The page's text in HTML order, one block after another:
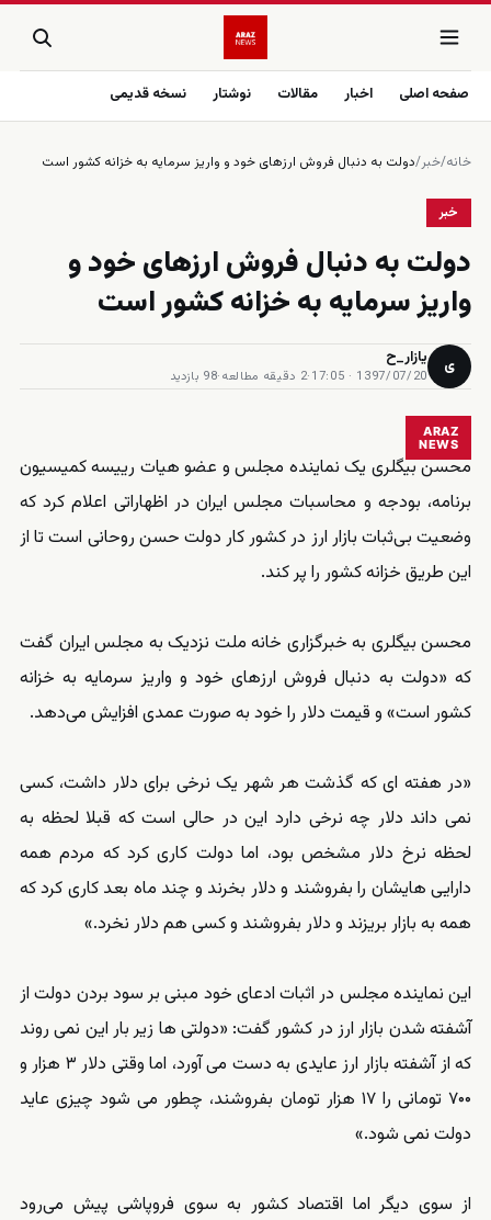
صفحه اصلی اخبار مقالات نوشتار نسخه قدیمی
خانه/خبر/دولت به دنبال فروش ارزهای خود و واریز سرمایه به خزانه کشور است
خبر
دولت به دنبال فروش ارزهای خود و
واریز سرمایه به خزانه کشور است
ی یازار_ح
1397/07/20 · 17:05
·2 دقیقه مطالعه ·98 بازدید
ARAZ
NEWS
محسن بیگلری یک نماینده مجلس و عضو هیات رییسه کمیسیون
برنامه، بودجه و محاسبات مجلس ایران در اظهاراتی اعلام کرد که
وضعیت بی‌ثبات بازار ارز در کشور کار دولت حسن روحانی است تا از
این طریق خزانه کشور را پر کند.
محسن بیگلری به خبرگزاری خانه ملت نزدیک به مجلس ایران گفت
که «دولت به دنبال فروش ارزهای خود و واریز سرمایه به خزانه
کشور است» و قیمت دلار را خود به صورت عمدی افزایش می‌دهد.
«در هفته ای که گذشت هر شهر یک نرخی برای دلار داشت، کسی
نمی داند دلار چه نرخی دارد این در حالی است که قبلا لحظه به
لحظه نرخ دلار مشخص بود، اما دولت کاری کرد که مردم همه
دارایی هایشان را بفروشند و دلار بخرند و چند ماه بعد کاری کرد که
همه به بازار بریزند و دلار بفروشند و کسی هم دلار نخرد.»
این نماینده مجلس در اثبات ادعای خود مبنی بر سود بردن دولت از
آشفته شدن بازار ارز در کشور گفت: «دولتی ها زیر بار این نمی روند
که از آشفته بازار ارز عایدی به دست می آورد، اما وقتی دلار ۳ هزار و
۷۰۰ تومانی را ۱۷ هزار تومان بفروشند، چطور می شود چیزی عاید
دولت نمی شود.»
از سوی دیگر اما اقتصاد کشور به سوی فروپاشی پیش می‌رود